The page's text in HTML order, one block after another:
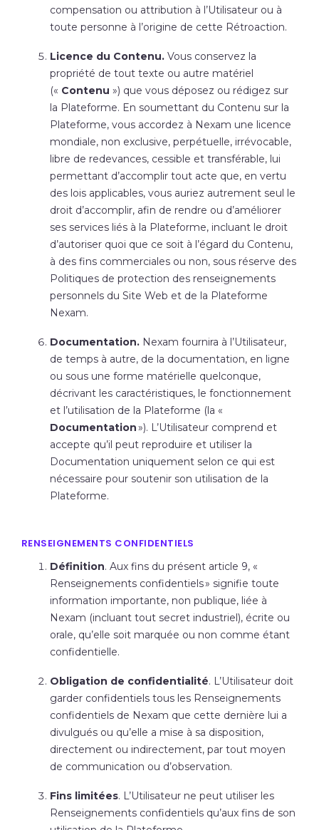
compensation ou attribution à l’Utilisateur ou à
toute personne à l’origine de cette Rétroaction.
Licence du Contenu. Vous conservez la
propriété de tout texte ou autre matériel
(« Contenu ») que vous déposez ou rédigez sur
la Plateforme. En soumettant du Contenu sur la
Plateforme, vous accordez à Nexam une licence
mondiale, non exclusive, perpétuelle, irrévocable,
libre de redevances, cessible et transférable, lui
permettant d’accomplir tout acte que, en vertu
des lois applicables, vous auriez autrement seul le
droit d’accomplir, afin de rendre ou d’améliorer
ses services liés à la Plateforme, incluant le droit
d’autoriser quoi que ce soit à l’égard du Contenu,
à des fins commerciales ou non, sous réserve des
Politiques de protection des renseignements
personnels du Site Web et de la Plateforme
Nexam.
Documentation. Nexam fournira à l’Utilisateur,
de temps à autre, de la documentation, en ligne
ou sous une forme matérielle quelconque,
décrivant les caractéristiques, le fonctionnement
et l’utilisation de la Plateforme (la «
Documentation»). L’Utilisateur comprend et
accepte qu’il peut reproduire et utiliser la
Documentation uniquement selon ce qui est
nécessaire pour soutenir son utilisation de la
Plateforme.
RENSEIGNEMENTS CONFIDENTIELS
Définition. Aux fins du présent article 9, «
Renseignements confidentiels» signifie toute
information importante, non publique, liée à
Nexam (incluant tout secret industriel), écrite ou
orale, qu’elle soit marquée ou non comme étant
confidentielle.
Obligation de confidentialité. L’Utilisateur doit
garder confidentiels tous les Renseignements
confidentiels de Nexam que cette dernière lui a
divulgués ou qu’elle a mise à sa disposition,
directement ou indirectement, par tout moyen
de communication ou d’observation.
Fins limitées. L’Utilisateur ne peut utiliser les
Renseignements confidentiels qu’aux fins de son